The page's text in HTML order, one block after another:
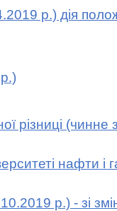
р.) дія
різниці (чинне
нафти і
р.) - зі